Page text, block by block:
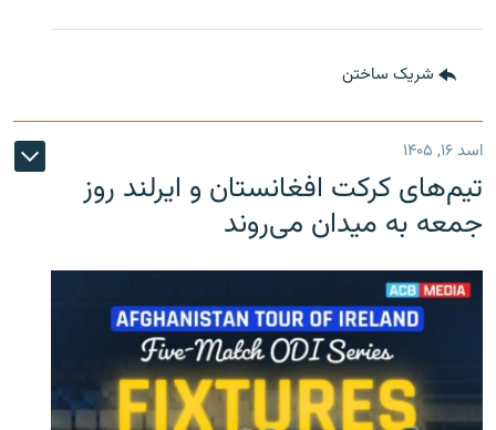
شریک ساختن
اسد ۱۶, ۱۴۰۵
تیم‌های کرکت افغانستان و ایرلند روز
جمعه به میدان می‌روند